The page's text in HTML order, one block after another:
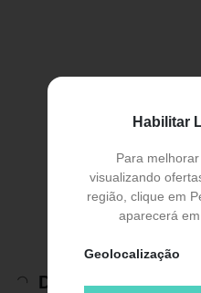
Habilitar
Para
visualizando
região, clique em
aparecerá
Geolocalização
Descrição do